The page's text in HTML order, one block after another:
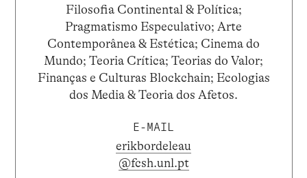
Filosofia Continental & Política;
Pragmatismo Especulativo; Arte
Contemporânea & Estética; Cinema do
Mundo; Teoria Crítica; Teorias do Valor;
Finanças e Culturas Blockchain; Ecologias
dos Media & Teoria dos Afetos.
E-MAIL
erikbordeleau
@fcsh.unl.pt